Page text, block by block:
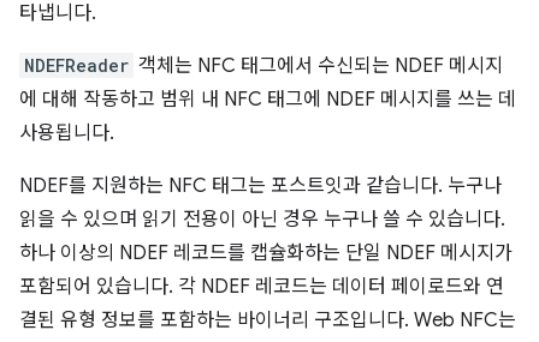
타냅니다.
NDEFReader 객체는 NFC 태그에서 수신되는 NDEF 메시지
에 대해 작동하고 범위 내 NFC 태그에 NDEF 메시지를 쓰는 데
사용됩니다.
NDEF를 지원하는 NFC 태그는 포스트잇과 같습니다. 누구나
읽을 수 있으며 읽기 전용이 아닌 경우 누구나 쓸 수 있습니다.
하나 이상의 NDEF 레코드를 캡슐화하는 단일 NDEF 메시지가
포함되어 있습니다. 각 NDEF 레코드는 데이터 페이로드와 연
결된 유형 정보를 포함하는 바이너리 구조입니다. Web NFC는